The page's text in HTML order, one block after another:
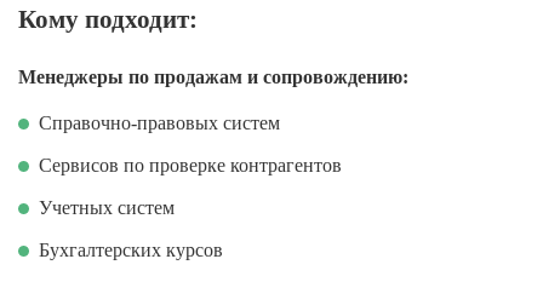
Кому подходит:
Менеджеры по продажам и сопровождению:
Справочно-правовых систем
Сервисов по проверке контрагентов
Учетных систем
Бухгалтерских курсов